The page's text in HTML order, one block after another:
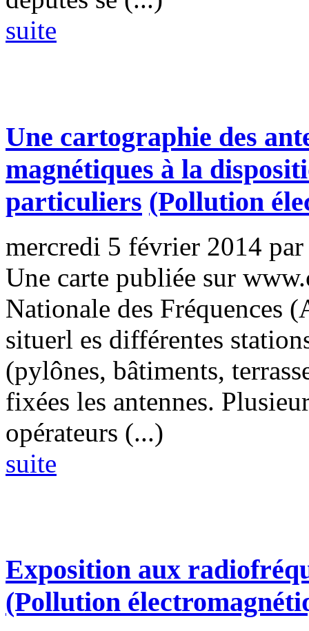
suite
Une cartographie des
magnétiques à la
particuliers (Pollution
mercredi 5 février 2014 par
Une carte publiée sur
Nationale des Fréquences
situerl es différentes
(pylônes, bâtiments,
fixées les antennes.
opérateurs (...)
suite
Exposition aux
(Pollution